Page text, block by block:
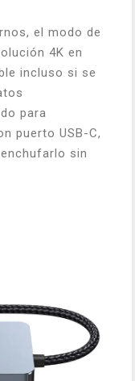
el modo de
4K en
incluso si se
para
puerto USB-C,
sin